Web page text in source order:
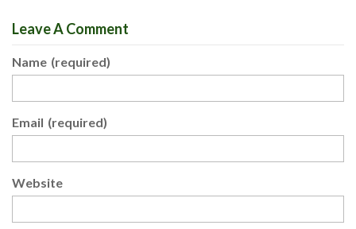
Leave A Comment
Name (required)
Email (required)
Website